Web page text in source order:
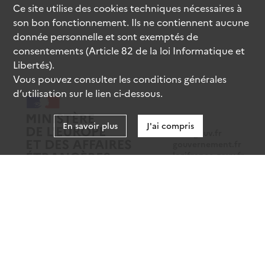
data.gouv.fr
legifrance.gouv.fr
Ce site utilise descookiestechniques nécessaires à
son bon fonctionnement. Ils ne contiennent aucune
donnée personnelle et sont exemptés de
consentements (Article 82 de la loi Informatique et
Libertés).
Vous pouvez consulter les conditions générales
d’utilisation sur le lien ci-dessous.
En savoir plus J'ai compris